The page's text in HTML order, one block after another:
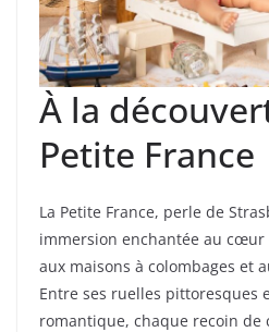
À la
Petite France
La Petite France, perle de
immersion enchantée au
aux maisons à colombages et
Entre ses ruelles pittoresques
romantique, chaque recoin de